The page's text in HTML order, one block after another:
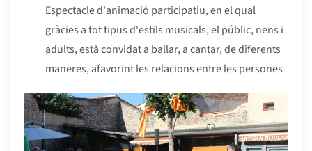
Espectacle d'animació participatiu, en el qual
gràcies a tot tipus d'estils musicals, el públic, nens i
adults, està convidat a ballar, a cantar, de diferents
maneres, afavorint les relacions entre les persones